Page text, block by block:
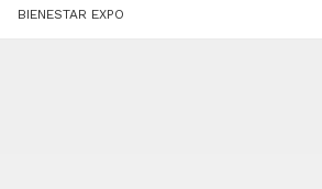
BIENESTAR EXPO